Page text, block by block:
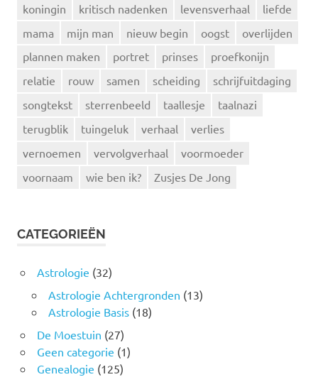
koningin
kritisch nadenken levensverhaal
liefde
mama
mijn man nieuw begin oogst
overlijden
plannen maken
portret prinses
proefkonijn
relatie
rouw samen scheiding
schrijfuitdaging
songtekst
sterrenbeeld taallesje
taalnazi
terugblik
tuingeluk verhaal
verlies
vernoemen
vervolgverhaal
voormoeder
voornaam
wie ben ik? Zusjes De Jong
CATEGORIEËN
Astrologie (32)
Astrologie Achtergronden (13)
Astrologie Basis(18)
De Moestuin (27)
Geen categorie (1)
Genealogie (125)